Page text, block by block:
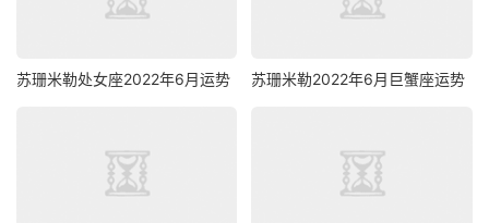
苏珊米勒处女座2022年6月运势 苏珊米勒2022年6月巨蟹座运势